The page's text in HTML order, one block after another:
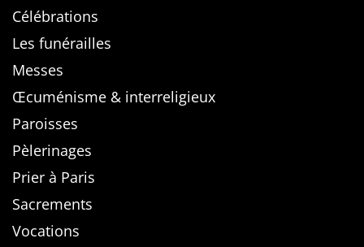
Célébrations
Les funérailles
Messes
Œcuménisme & interreligieux
Paroisses
Pèlerinages
Prier à Paris
Sacrements
Vocations